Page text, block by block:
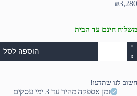
₪3,280
משלוח חינם עד הבית
כמות
של
רמקול
ART712
הוספה לסל
חשוב לנו שתדעו!
זמן אספקה מהיר עד 3 ימי עסקים